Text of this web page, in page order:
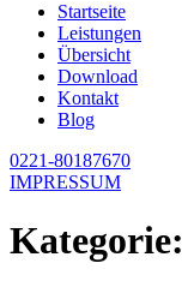
Startseite
Leistungen
Übersicht
Download
Kontakt
Blog
0221-80187670
IMPRESSUM
Kategorie: